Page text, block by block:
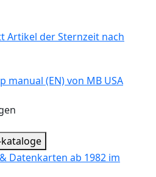
Artikel der Sternzeit nach
manual (EN) von MB USA
Datenkarten ab 1982 im